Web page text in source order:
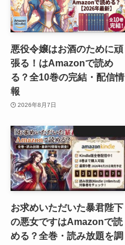
悪役令嬢はお酒のために頑
張る！はAmazonで読め
る？全10巻の完結・配信情
報
2026年8月7日
お求めいただいた暴君陛下
の悪女ですはAmazonで読
める？全巻・読み放題を調